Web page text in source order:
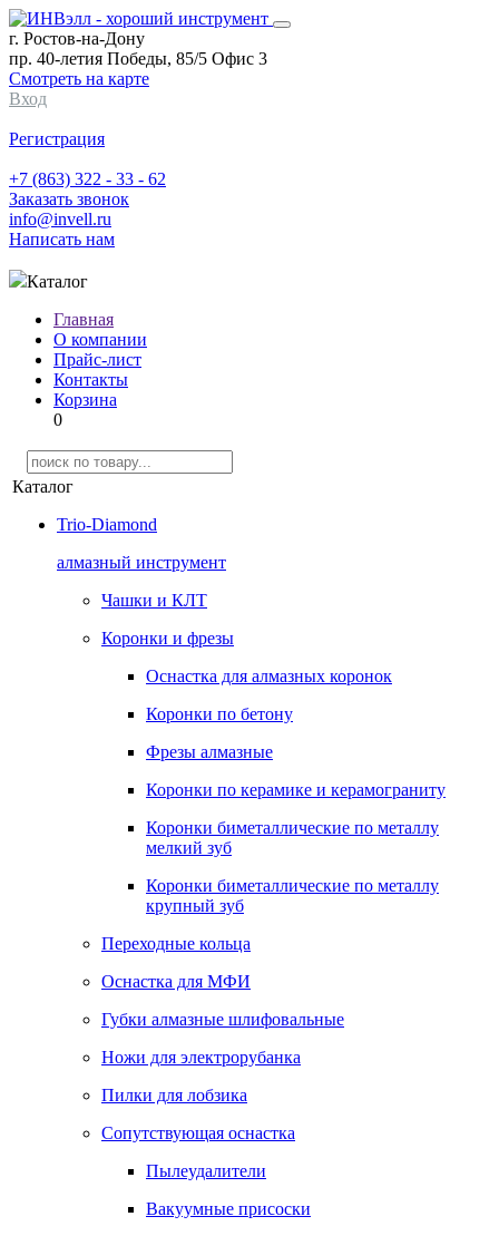
г. Ростов-на-Дону
пр. 40-летия Победы, 85/5 Офис 3
Смотреть на карте
Вход
Регистрация
+7 (863) 322 - 33 - 62
Заказать звонок
info@invell.ru
Написать нам
Каталог
Главная
О компании
Прайс-лист
Контакты
Корзина
0
Каталог
Trio-Diamond
алмазный инструмент
Чашки и КЛТ
Коронки и фрезы
Оснастка для алмазных коронок
Коронки по бетону
Фрезы алмазные
Коронки по керамике и керамограниту
Коронки биметаллические по металлу
мелкий зуб
Коронки биметаллические по металлу
крупный зуб
Переходные кольца
Оснастка для МФИ
Губки алмазные шлифовальные
Ножи для электрорубанка
Пилки для лобзика
Сопутствующая оснастка
Пылеудалители
Вакуумные присоски